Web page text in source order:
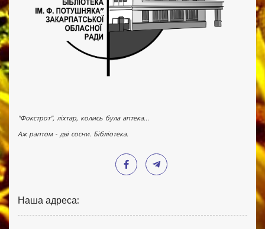
"Фокстрот", ліхтар, колись була аптека...
Аж раптом - дві сосни. Бібліотека.
Наша адреса: